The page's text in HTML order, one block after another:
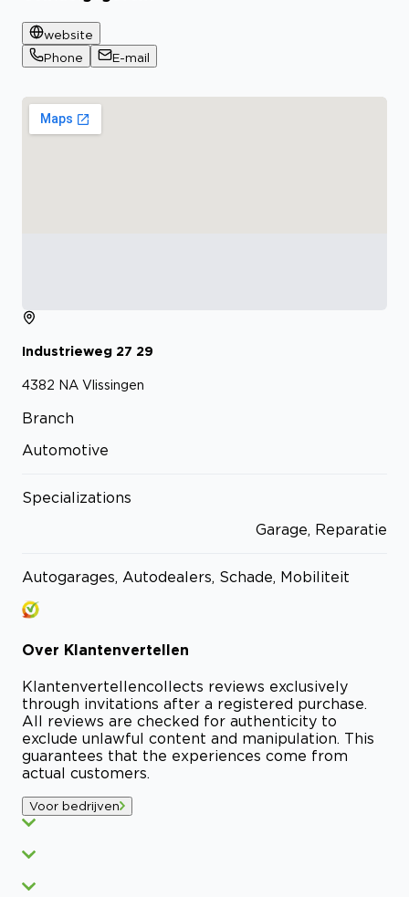
website
Phone
E-mail
Industrieweg 27 29
4382 NA Vlissingen
Branch
Automotive
Specializations
Garage, Reparatie
Autogarages, Autodealers, Schade, Mobiliteit
Over Klantenvertellen
Klantenvertellencollects reviews exclusively
through invitations after a registered purchase.
All reviews are checked for authenticity to
exclude unlawful content and manipulation. This
guarantees that the experiences come from
actual customers.
Voor bedrijven